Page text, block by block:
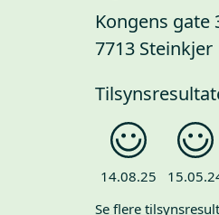
Kongens gate
7713 Steinkjer
14.08.25
Se flere